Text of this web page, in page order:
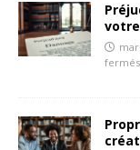
fermés